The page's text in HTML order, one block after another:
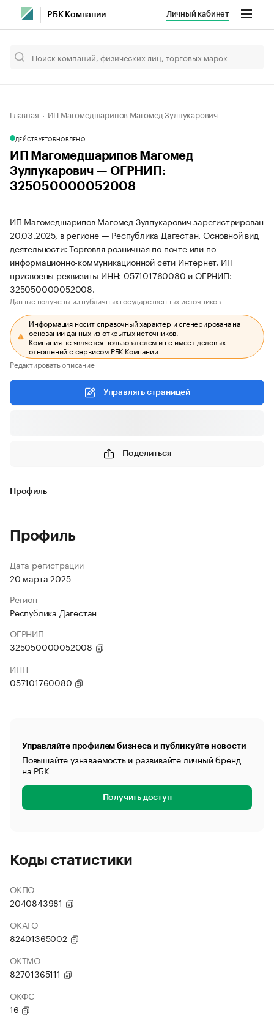
РБК Компании Личный кабинет
Главная ИП Магомедшарипов Магомед Зулпукарович
ДЕЙСТВУЕТОБНОВЛЕНО
ИП Магомедшарипов Магомед
Зулпукарович — ОГРНИП:
325050000052008
ИП Магомедшарипов Магомед Зулпукарович зарегистрирован
20.03.2025, в регионе — Республика Дагестан. Основной вид
деятельности: Торговля розничная по почте или по
информационно-коммуникационной сети Интернет. ИП
присвоены реквизиты ИНН: 057101760080 и ОГРНИП:
325050000052008.
Данные получены из публичных государственных источников.
Информация носит справочный характер и сгенерирована на
основании данных из открытых источников.
Компания не является пользователем и не имеет деловых
отношений с сервисом РБК Компании.
Редактировать описание
Управлять страницей
Поделиться
Профиль
Профиль
Дата регистрации
20 марта 2025
Регион
Республика Дагестан
ОГРНИП
325050000052008
ИНН
057101760080
Управляйте профилем бизнеса и публикуйте новости
Повышайте узнаваемость и развивайте личный бренд
на РБК
Получить доступ
Коды статистики
ОКПО
2040843981
ОКАТО
82401365002
ОКТМО
82701365111
ОКФС
16